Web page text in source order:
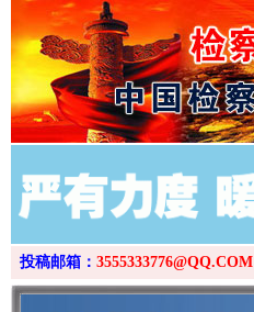
投稿邮箱： 3555333776@QQ.COM